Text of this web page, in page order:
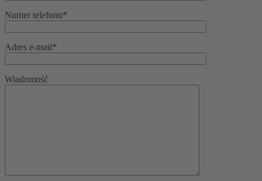
Numer telefonu*
Adres e-mail*
Wiadomość